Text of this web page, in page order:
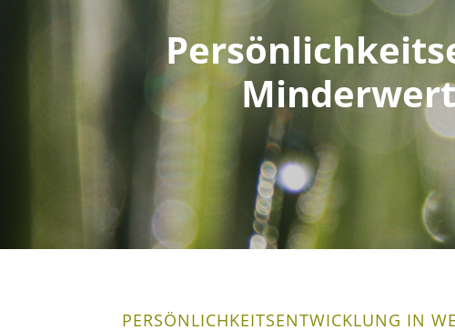
PERSÖNLICHKEITSENTWICKLUNG IN